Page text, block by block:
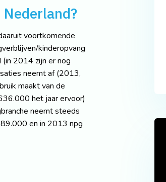
voortkomende
kinderopvang
(in 2014 zijn er nog
neemt af (2013,
maakt van de
het jaar ervoor)
neemt steeds
en in 2013 npg